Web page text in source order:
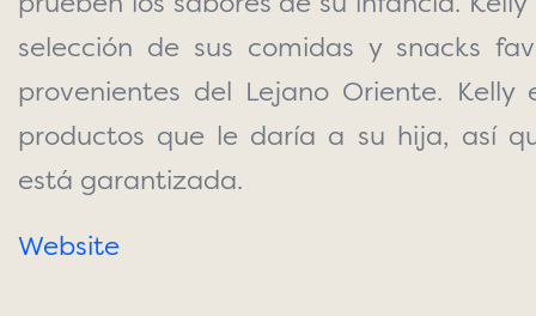
prueben los sabores de su infancia. Kelly
selección de sus comidas y snacks
provenientes del Lejano Oriente. Kelly
productos que le daría a su hija, así
está garantizada.
Website